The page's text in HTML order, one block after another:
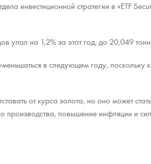
инвестиционной стратегии в «ETF
упал на 1,2% за этот год, до 20,049
в следующем году, поскольку
от курса золота, но оно может
повышение инфляции и